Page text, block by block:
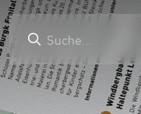
Suche...